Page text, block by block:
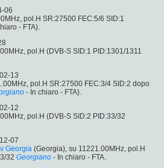
06
pol.H SR:27500 FEC:5/6 SID:1
- FTA).
pol.H (DVB-S SID:1 PID:1301/1311
13
pol.H SR:27500 FEC:3/4 SID:2 dopo
- In chiaro - FTA).
12
pol.H (DVB-S SID:2 PID:33/32
07
Georgia (Georgia), su 11221.00MHz, pol.H
32 Georgiano - In chiaro - FTA.